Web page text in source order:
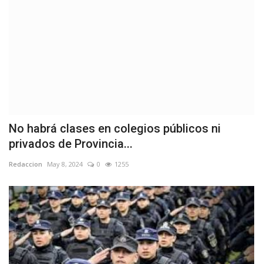
No habrá clases en colegios públicos ni
privados de Provincia...
Redaccion May 8, 2024 0 1255